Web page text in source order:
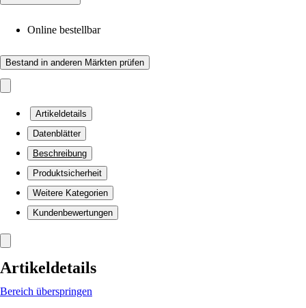
Online bestellbar
Bestand in anderen Märkten prüfen
Artikeldetails
Datenblätter
Beschreibung
Produktsicherheit
Weitere Kategorien
Kundenbewertungen
Artikeldetails
Bereich überspringen